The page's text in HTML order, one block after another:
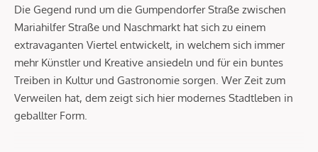
Die Gegend rund um die Gumpendorfer Straße zwischen
Mariahilfer Straße und Naschmarkt hat sich zu einem
extravaganten Viertel entwickelt, in welchem sich immer
mehr Künstler und Kreative ansiedeln und für ein buntes
Treiben in Kultur und Gastronomie sorgen. Wer Zeit zum
Verweilen hat, dem zeigt sich hier modernes Stadtleben in
geballter Form.